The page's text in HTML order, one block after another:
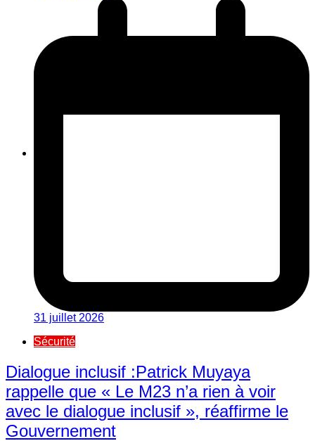
31 juillet 2026
Sécurité
Dialogue inclusif :Patrick Muyaya
rappelle que « Le M23 n’a rien à voir
avec le dialogue inclusif », réaffirme le
Gouvernement